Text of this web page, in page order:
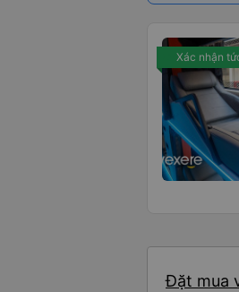
Xác nhận
Đặt mua